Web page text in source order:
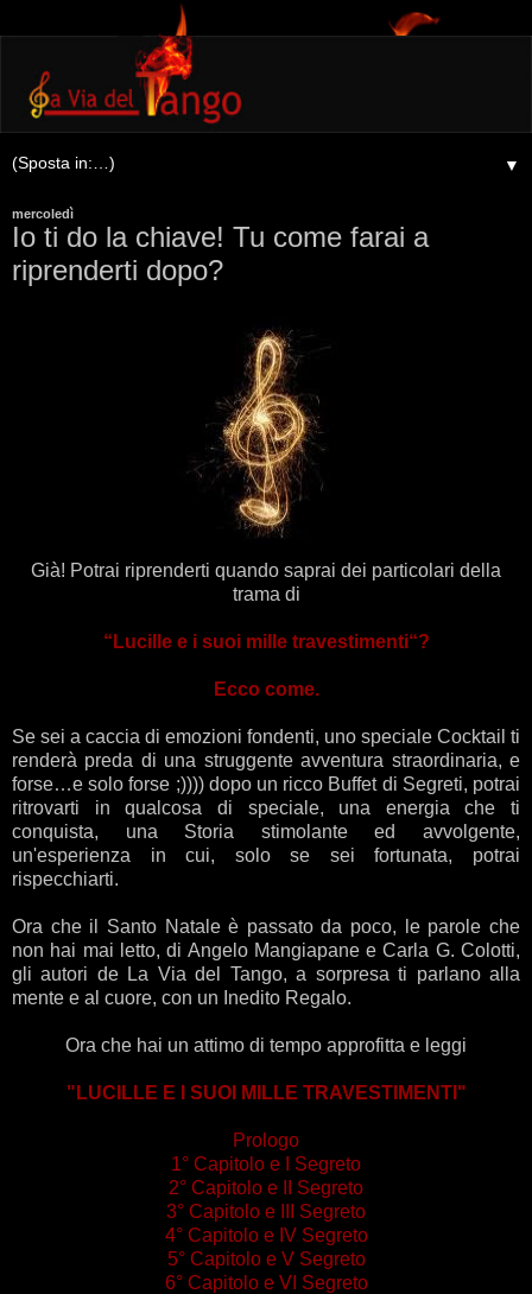
▼
mercoledì
Io ti do la chiave! Tu come farai a
riprenderti dopo?
Già! Potrai riprenderti quando saprai dei particolari della
trama di
“Lucille e i suoi mille travestimenti“?
Ecco come.
Se sei a caccia di emozioni fondenti, uno speciale Cocktail ti
renderà preda di una struggente avventura straordinaria, e
forse…e solo forse ;)))) dopo un ricco Buffet di Segreti, potrai
ritrovarti in qualcosa di speciale, una energia che ti
conquista, una Storia stimolante ed avvolgente,
un'esperienza in cui, solo se sei fortunata, potrai
rispecchiarti.
Ora che il Santo Natale è passato da poco, le parole che
non hai mai letto, di Angelo Mangiapane e Carla G. Colotti,
gli autori de La Via del Tango, a sorpresa ti parlano alla
mente e al cuore, con un Inedito Regalo.
Ora che hai un attimo di tempo approfitta e leggi
"LUCILLE E I SUOI MILLE TRAVESTIMENTI"
Prologo
1° Capitolo e I Segreto
2° Capitolo e II Segreto
3° Capitolo e III Segreto
4° Capitolo e IV Segreto
5° Capitolo e V Segreto
6° Capitolo e VI Segreto